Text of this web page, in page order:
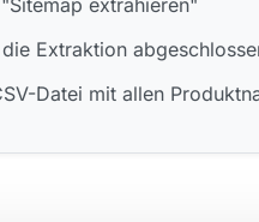
extrahieren"
Extraktion
Datei mit allen